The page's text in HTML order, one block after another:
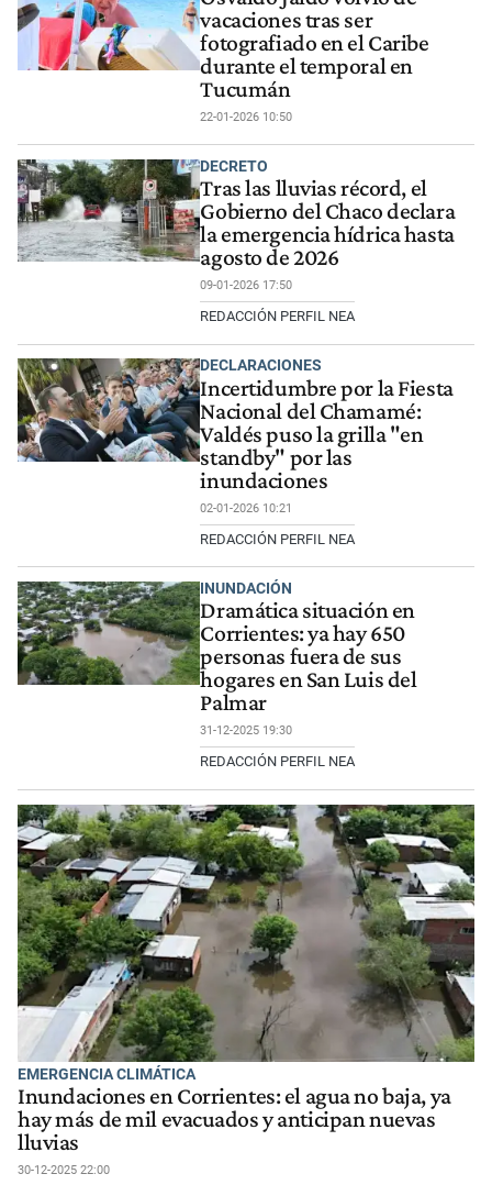
vacaciones tras ser
fotografiado en el Caribe
durante el temporal en
Tucumán
22-01-2026 10:50
DECRETO
Tras las lluvias récord, el
Gobierno del Chaco declara
la emergencia hídrica hasta
agosto de 2026
09-01-2026 17:50
REDACCIÓN PERFIL NEA
DECLARACIONES
Incertidumbre por la Fiesta
Nacional del Chamamé:
Valdés puso la grilla "en
standby" por las
inundaciones
02-01-2026 10:21
REDACCIÓN PERFIL NEA
INUNDACIÓN
Dramática situación en
Corrientes: ya hay 650
personas fuera de sus
hogares en San Luis del
Palmar
31-12-2025 19:30
REDACCIÓN PERFIL NEA
EMERGENCIA CLIMÁTICA
Inundaciones en Corrientes: el agua no baja, ya
hay más de mil evacuados y anticipan nuevas
lluvias
30-12-2025 22:00